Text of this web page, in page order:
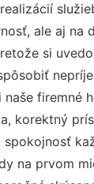
ale aj na
si
naše firemné
korektný
spokojnosť
na prvom